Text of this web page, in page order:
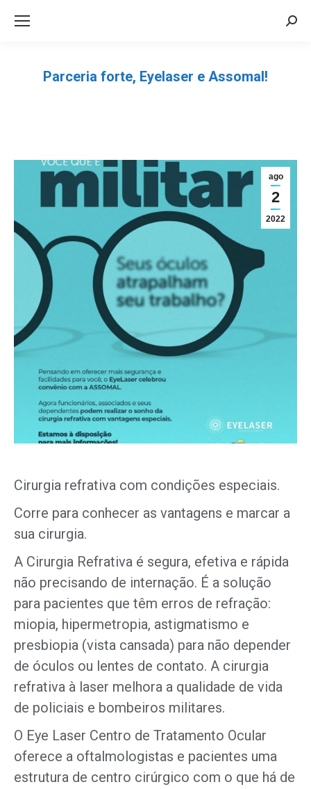
Parceria forte, Eyelaser e Assomal!
ago
2
2022
Cirurgia refrativa com condições especiais.
Corre para conhecer as vantagens e marcar a
sua cirurgia.
A Cirurgia Refrativa é segura, efetiva e rápida
não precisando de internação. É a solução
para pacientes que têm erros de refração:
miopia, hipermetropia, astigmatismo e
presbiopia (vista cansada) para não depender
de óculos ou lentes de contato. A cirurgia
refrativa à laser melhora a qualidade de vida
de policiais e bombeiros militares.
O Eye Laser Centro de Tratamento Ocular
oferece a oftalmologistas e pacientes uma
estrutura de centro cirúrgico com o que há de